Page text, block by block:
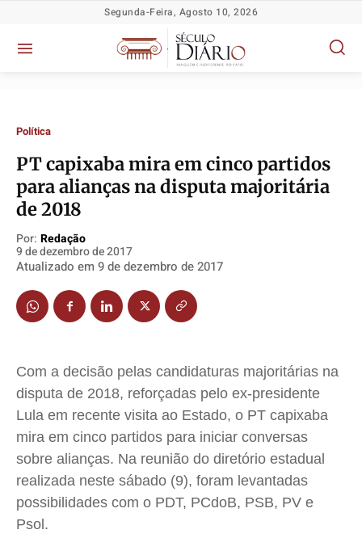
Socioeconômicas
Justiça
Segurança
Meio Ambiente
Cidades
Direitos
Colunas
Caetano Roque
Gustavo Bastos
Socioeconômicas
Justiça
Segurança
Meio Ambiente
Cidades
Direitos
Colunas
Caetano Roque
Gustavo Bastos
Socioeconômicas
Justiça
Segurança
Meio Ambiente
Cidades
Direitos
Colunas
Caetano Roque
Gustavo Bastos
Socioeconômicas
Justiça
Segurança
Meio Ambiente
Cidades
Direitos
Colunas
Caetano Roque
Gustavo Bastos
Segunda-Feira, Agosto 10, 2026
Política
PT capixaba mira em cinco partidos
para alianças na disputa majoritária
de 2018
Por: Redação
9 de dezembro de 2017
Atualizado em 9 de dezembro de 2017
Com a decisão pelas candidaturas majoritárias na
disputa de 2018, reforçadas pelo ex-presidente
Lula em recente visita ao Estado, o PT capixaba
mira em cinco partidos para iniciar conversas
sobre alianças. Na reunião do diretório estadual
realizada neste sábado (9), foram levantadas
possibilidades com o PDT, PCdoB, PSB, PV e
Psol.